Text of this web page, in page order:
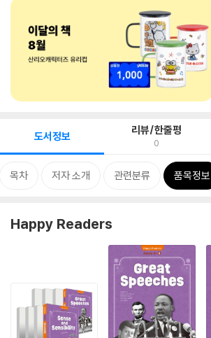
도서정보 리뷰/한줄평
0
목차 저자 소개 관련분류 품목정보
Happy Readers